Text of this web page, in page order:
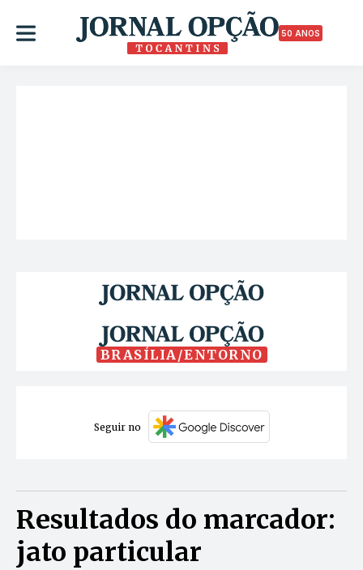
50 ANOS
BRASÍLIA/ENTORNO
Seguir no
Resultados do marcador:
jato particular